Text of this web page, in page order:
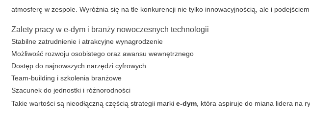
atmosferę w zespole. Wyróżnia się na tle konkurencji nie tylko innowacyjnością, ale i podejściem
Zalety pracy w e-dym i branży nowoczesnych technologii
Stabilne zatrudnienie i atrakcyjne wynagrodzenie
Możliwość rozwoju osobistego oraz awansu wewnętrznego
Dostęp do najnowszych narzędzi cyfrowych
Team-building i szkolenia branżowe
Szacunek do jednostki i różnorodności
Takie wartości są nieodłączną częścią strategii markie-dym , która aspiruje do miana lidera na